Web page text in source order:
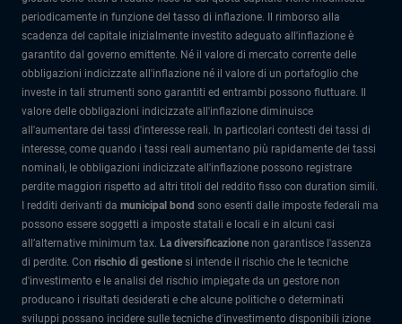
periodicamente in funzione del tasso di inflazione. Il rimborso alla
scadenza del capitale inizialmente investito adeguato all'inflazione è
garantito dal governo emittente. Né il valore di mercato corrente delle
obbligazioni indicizzate all'inflazione né il valore di un portafoglio che
investe in tali strumenti sono garantiti ed entrambi possono fluttuare. Il
valore delle obbligazioni indicizzate all'inflazione diminuisce
all'aumentare dei tassi d'interesse reali. In particolari contesti dei tassi di
interesse, come quando i tassi reali aumentano più rapidamente dei tassi
nominali, le obbligazioni indicizzate all'inflazione possono registrare
perdite maggiori rispetto ad altri titoli del reddito fisso con duration simili.
I redditi derivanti da municipal bond sono esenti dalle imposte federali ma
possono essere soggetti a imposte statali e locali e in alcuni casi
all’alternative minimum tax. La diversificazione non garantisce l'assenza
di perdite. Con rischio di gestione si intende il rischio che le tecniche
d'investimento e le analisi del rischio impiegate da un gestore non
producano i risultati desiderati e che alcune politiche o determinati
sviluppi possano incidere sulle tecniche d'investimento disponibili izione